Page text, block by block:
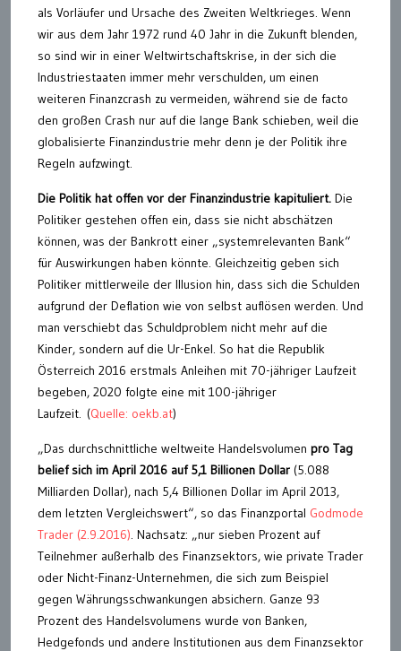
als Vorläufer und Ursache des Zweiten Weltkrieges. Wenn
wir aus dem Jahr 1972 rund 40 Jahr in die Zukunft blenden,
so sind wir in einer Weltwirtschaftskrise, in der sich die
Industriestaaten immer mehr verschulden, um einen
weiteren Finanzcrash zu vermeiden, während sie de facto
den großen Crash nur auf die lange Bank schieben, weil die
globalisierte Finanzindustrie mehr denn je der Politik ihre
Regeln aufzwingt.
Die Politik hat offen vor der Finanzindustrie kapituliert. Die
Politiker gestehen offen ein, dass sie nicht abschätzen
können, was der Bankrott einer „systemrelevanten Bank“
für Auswirkungen haben könnte. Gleichzeitig geben sich
Politiker mittlerweile der Illusion hin, dass sich die Schulden
aufgrund der Deflation wie von selbst auflösen werden. Und
man verschiebt das Schuldproblem nicht mehr auf die
Kinder, sondern auf die Ur-Enkel. So hat die Republik
Österreich 2016 erstmals Anleihen mit 70-jähriger Laufzeit
begeben, 2020 folgte eine mit 100-jähriger
Laufzeit. (Quelle: oekb.at)
„Das durchschnittliche weltweite Handelsvolumen pro Tag
belief sich im April 2016 auf 5,1 Billionen Dollar (5.088
Milliarden Dollar), nach 5,4 Billionen Dollar im April 2013,
dem letzten Vergleichswert“, so das Finanzportal Godmode
Trader (2.9.2016). Nachsatz: „nur sieben Prozent auf
Teilnehmer außerhalb des Finanzsektors, wie private Trader
oder Nicht-Finanz-Unternehmen, die sich zum Beispiel
gegen Währungsschwankungen absichern. Ganze 93
Prozent des Handelsvolumens wurde von Banken,
Hedgefonds und andere Institutionen aus dem Finanzsektor